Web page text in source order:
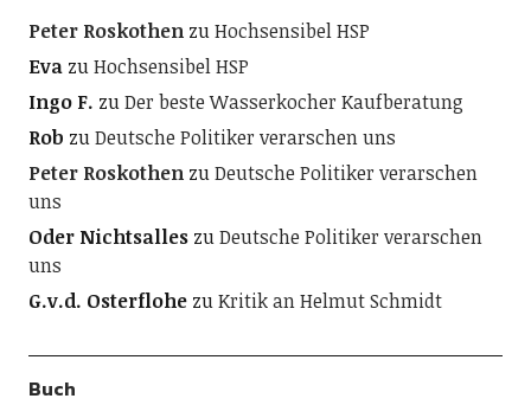
Peter RoskothenzuHochsensibel HSP
EvazuHochsensibel HSP
Ingo F. zuDer beste Wasserkocher Kaufberatung
Rob zuDeutsche Politiker verarschen uns
Peter RoskothenzuDeutsche Politiker verarschen
uns
Oder NichtsalleszuDeutsche Politiker verarschen
uns
G.v.d. OsterflohezuKritik an Helmut Schmidt
Buch